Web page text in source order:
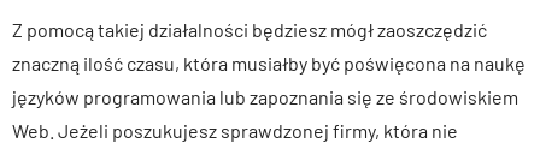
Z pomocą takiej działalności będziesz mógł zaoszczędzić
znaczną ilość czasu, która musiałby być poświęcona na naukę
języków programowania lub zapoznania się ze środowiskiem
Web. Jeżeli poszukujesz sprawdzonej firmy, która nie